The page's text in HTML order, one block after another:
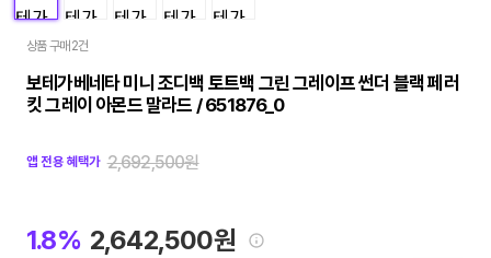
상품 구매 2건
보테가베네타 미니 조디백 토트백 그린 그레이프 썬더 블랙 페러
킷 그레이 아몬드 말라드 / 651876_0
앱 전용 혜택가 2,692,500원
1.8% 2,642,500원